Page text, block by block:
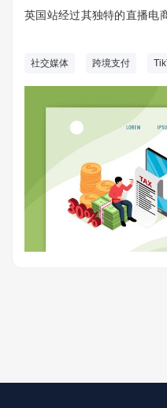
英国站经过其独特的直播电
社交媒体 跨境支付